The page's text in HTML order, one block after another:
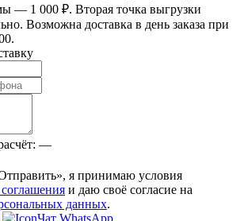
— 1 000 ₽. Вторая точка выгрузки
Возможна доставка в день заказа при
—
я принимаю условия
и даю своё согласие на
данных.
Чат WhatsApp